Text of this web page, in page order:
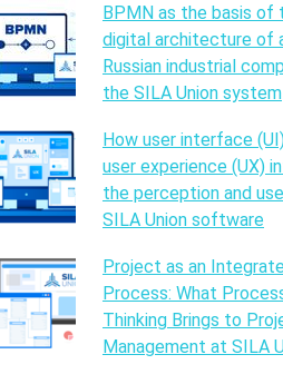
BPMN as the basis of
digital architecture of
Russian industrial
the SILA Union system
How user interface
user experience (UX)
the perception and
SILA Union software
Project as an
Process: What
Thinking Brings to
Management at SILA